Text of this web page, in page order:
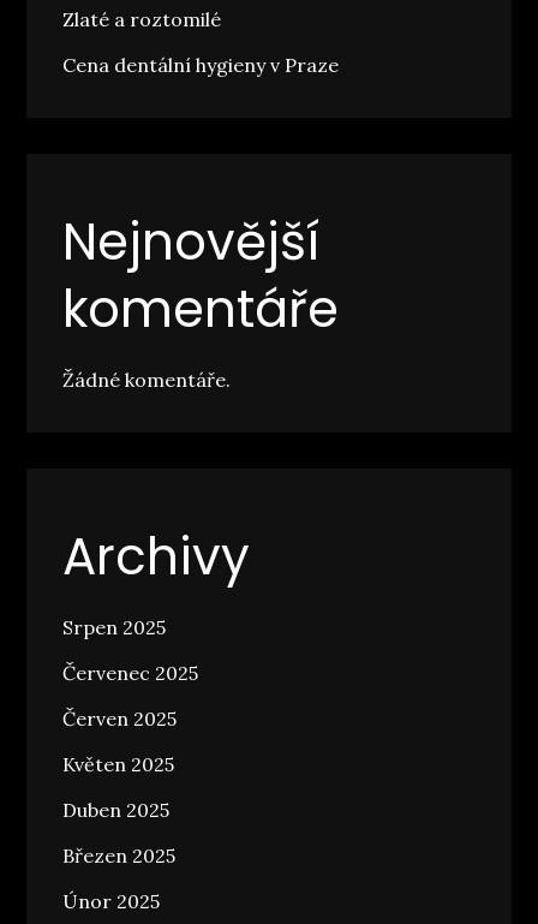
Zlaté a roztomilé
Cena dentální hygieny v Praze
Nejnovější
komentáře
Žádné komentáře.
Archivy
Srpen 2025
Červenec 2025
Červen 2025
Květen 2025
Duben 2025
Březen 2025
Únor 2025